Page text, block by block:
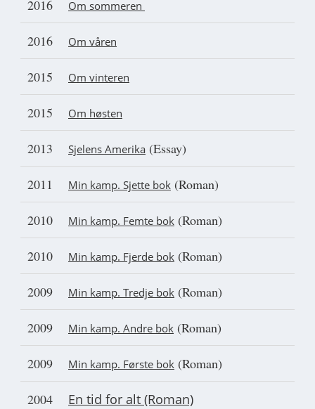
2016 Om sommeren
2016 Om våren
2015 Om vinteren
2015 Om høsten
2013 Sjelens Amerika (Essay)
2011 Min kamp. Sjette bok (Roman)
2010 Min kamp. Femte bok (Roman)
2010 Min kamp. Fjerde bok (Roman)
2009 Min kamp. Tredje bok (Roman)
2009 Min kamp. Andre bok (Roman)
2009 Min kamp. Første bok (Roman)
2004 En tid for alt (Roman)